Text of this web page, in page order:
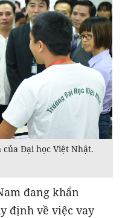
Đại học Việt Nhật.
đang khẩn
định về việc vay